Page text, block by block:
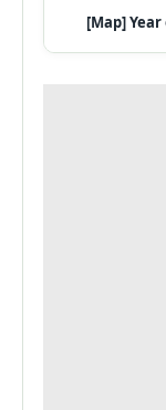
[Map]